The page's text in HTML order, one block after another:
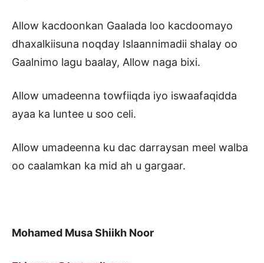
Allow kacdoonkan Gaalada loo kacdoomayo
dhaxalkiisuna noqday Islaannimadii shalay oo
Gaalnimo lagu baalay, Allow naga bixi.
Allow umadeenna towfiiqda iyo iswaafaqidda
ayaa ka luntee u soo celi.
Allow umadeenna ku dac darraysan meel walba
oo caalamkan ka mid ah u gargaar.
Mohamed Musa Shiikh Noor